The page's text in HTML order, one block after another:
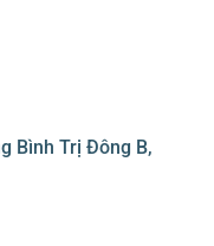
Bình Trị Đông B,